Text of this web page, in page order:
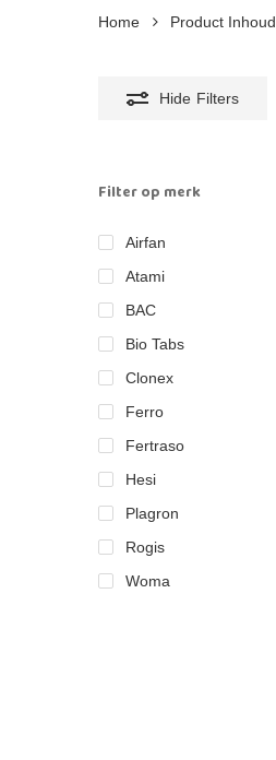
Home Product Inhoud
Hide Filters
Filter op merk
Airfan
Atami
BAC
Bio Tabs
Clonex
Ferro
Fertraso
Hesi
Plagron
Rogis
Woma